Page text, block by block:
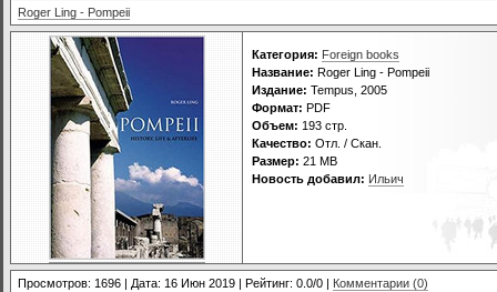
Roger Ling - Pompeii
Категория: Foreign books
Название: Roger Ling - Pompeii
Издание: Tempus, 2005
Формат: PDF
Объем: 193 стр.
Качество: Отл. / Скан.
Размер: 21 МВ
Новость добавил: Ильич
Просмотров: 1696 | Дата: 16 Июн 2019 | Рейтинг: 0.0/0 | Комментарии (0)